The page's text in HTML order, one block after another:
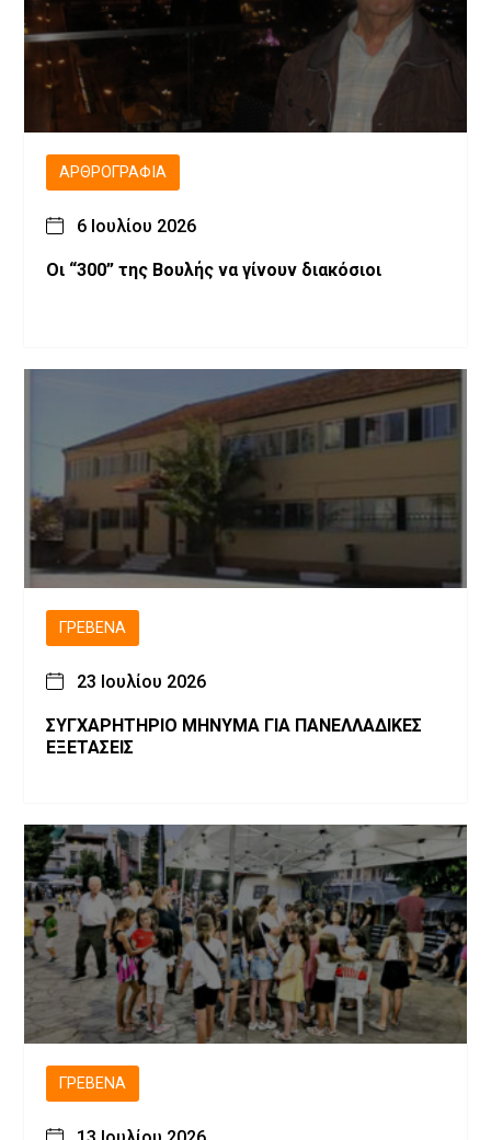
ΑΡΘΡΟΓΡΑΦΊΑ
6 Ιουλίου 2026
Οι “300” της Βουλής να γίνουν διακόσιοι
ΓΡΕΒΕΝΆ
23 Ιουλίου 2026
ΣΥΓΧΑΡΗΤΗΡΙΟ ΜΗΝΥΜΑ ΓΙΑ ΠΑΝΕΛΛΑΔΙΚΕΣ
ΕΞΕΤΑΣΕΙΣ
ΓΡΕΒΕΝΆ